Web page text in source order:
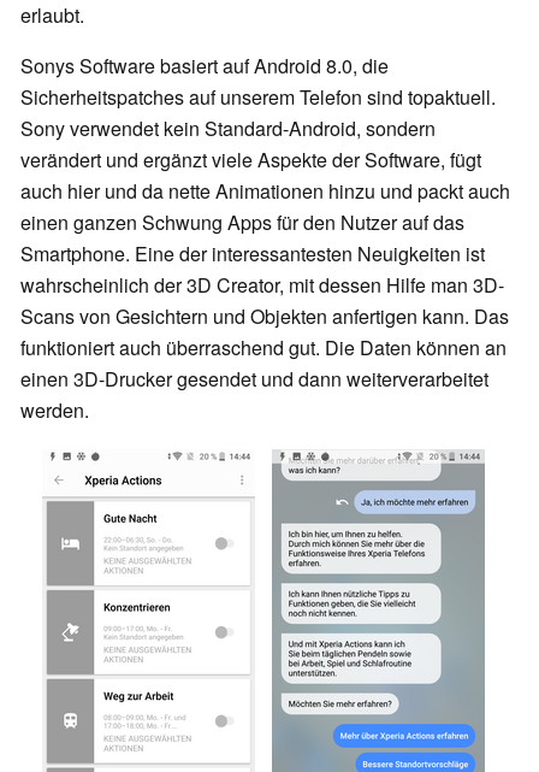
erlaubt.
Sonys Software basiert auf Android 8.0, die
Sicherheitspatches auf unserem Telefon sind topaktuell.
Sony verwendet kein Standard-Android, sondern
verändert und ergänzt viele Aspekte der Software, fügt
auch hier und da nette Animationen hinzu und packt auch
einen ganzen Schwung Apps für den Nutzer auf das
Smartphone. Eine der interessantesten Neuigkeiten ist
wahrscheinlich der 3D Creator, mit dessen Hilfe man 3D-
Scans von Gesichtern und Objekten anfertigen kann. Das
funktioniert auch überraschend gut. Die Daten können an
einen 3D-Drucker gesendet und dann weiterverarbeitet
werden.